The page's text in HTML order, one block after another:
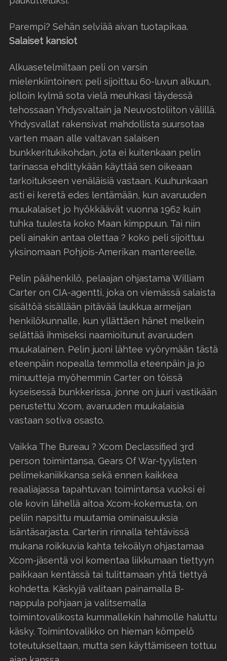
Parempi? Sehän selviää aivan tuotapikaa.
Salaiset kansiot
Alkuasetelmiltaan peli on varsin
mielenkiintoinen: peli sijoittuu 60-luvun alkuun,
jolloin kylmä sota vielä meuhkasi täydessä
tehossaan Yhdysvaltain ja Neuvostoliiton välillä.
Yhdysvallat rakensivat mahdollista suursotaa
varten maan alle valtavan salaisen
bunkkeritukikohdan, jota ei kuitenkaan pelin
tarinassa ehdittykään käyttää sen oikeaan
tarkoitukseen venäläisiä vastaan. Kuuhunkaan
asti ei keretä edes lentämään, kun avaruuden
muukalaiset jo hyökkäävät vuonna 1962 kuin
tuhka tuulesta koko Maan kimppuun. Tai niin
peli ainakin antaa olettaa ? koko peli sijoittuu
yksinomaan Pohjois-Amerikan mantereelle.
Pelin päähenkilö, pelaajan ohjastama William
Carter on CIA-agentti, joka on viemässä salaista
sisältöä sisällään pitävää laukkua armeijan
henkilökunnalle, kun yllättäen hänet melkein
selättää ihmiseksi naamioitunut avaruuden
muukalainen. Pelin juoni lähtee vyörymään tästä
eteenpäin nopealla temmolla eteenpäin ja jo
minuutteja myöhemmin Carter on töissä
kyseisessä bunkkerissa, jonne on juuri vastikään
perustettu Xcom, avaruuden muukalaisia
vastaan sotiva osasto.
Vaikka The Bureau ? Xcom Declassified 3rd
person toimintansa, Gears Of War-tyylisten
pelimekaniikkansa sekä ennen kaikkea
reaaliajassa tapahtuvan toimintansa vuoksi ei
ole kovin lähellä aitoa Xcom-kokemusta, on
peliin napsittu muutamia ominaisuuksia
isäntäsarjasta. Carterin rinnalla tehtävissä
mukana roikkuvia kahta tekoälyn ohjastamaa
Xcom-jäsentä voi komentaa liikkumaan tiettyyn
paikkaan kentässä tai tulittamaan yhtä tiettyä
kohdetta. Käskyjä valitaan painamalla B-
nappula pohjaan ja valitsemalla
toimintovalikosta kummallekin hahmolle haluttu
käsky. Toimintovalikko on hieman kömpelö
toteutukseltaan, mutta sen käyttämiseen tottuu